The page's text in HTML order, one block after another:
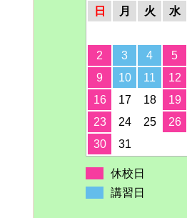
日
月 火 水
2
3 4 5
9
10 11 12
16
17 18 19
23
24 25 26
30
31
休校日
講習日